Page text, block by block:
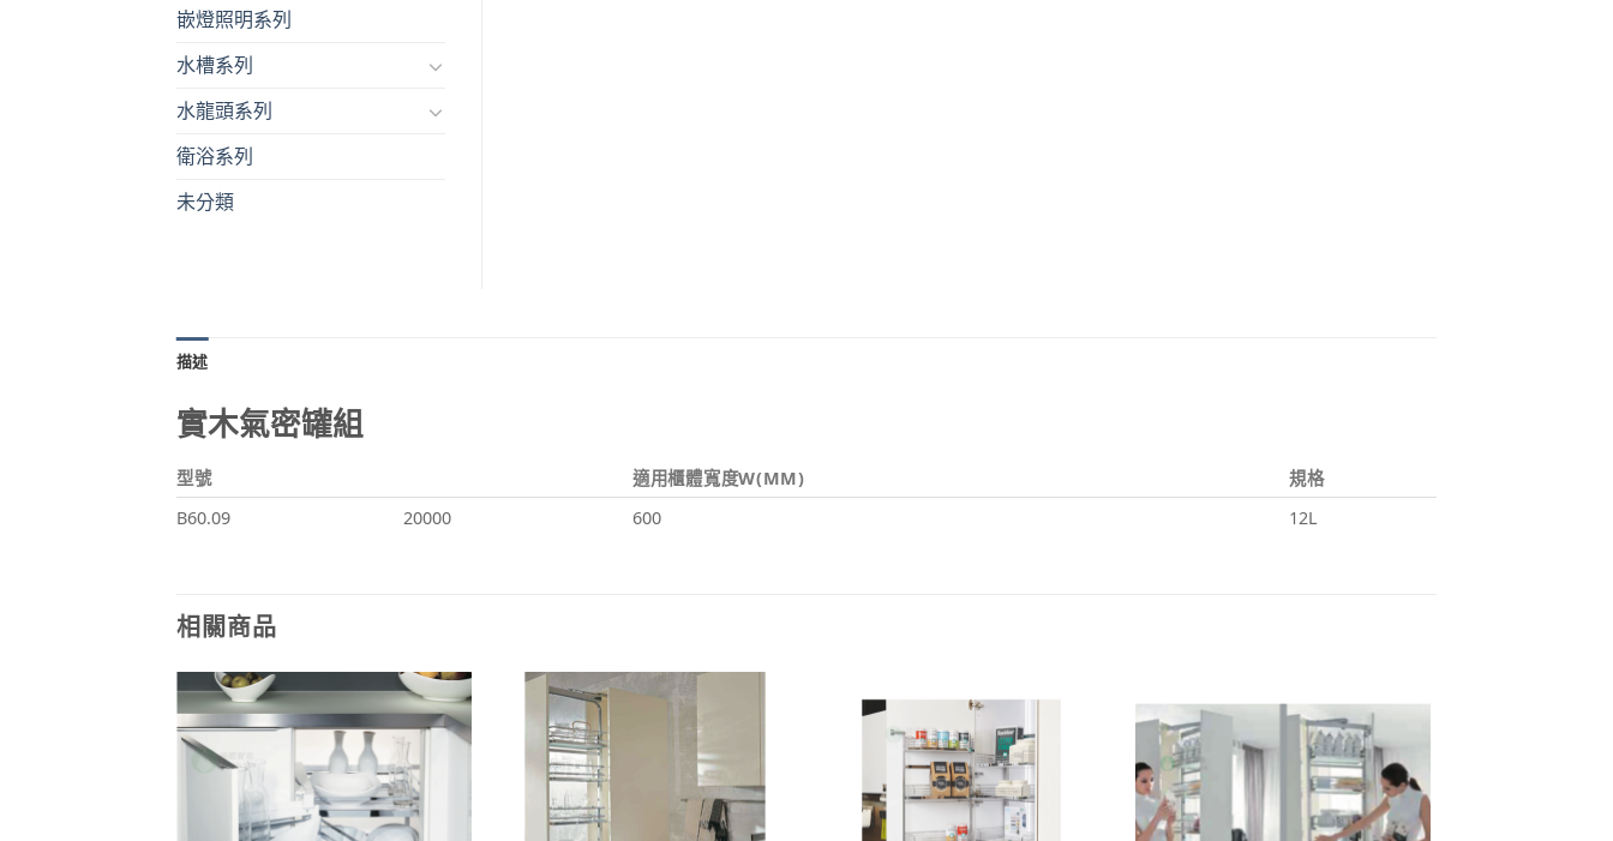
嵌燈照明系列
水槽系列
水龍頭系列
衛浴系列
未分類
描述
實木氣密罐組
型號 適用櫃體寬度W(MM)
規格
B60.09
20000 600 12L
相關商品